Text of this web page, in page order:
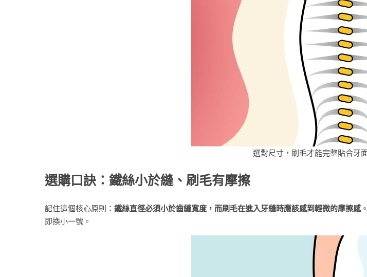
選對尺寸，刷毛才能完整貼合牙
選購口訣：鐵絲小於縫、刷毛有摩擦
記住這個核心原則： 鐵絲直徑必須小於齒縫寬度，而刷毛在進入牙縫時應該感到輕微的摩擦感
即換小一號。